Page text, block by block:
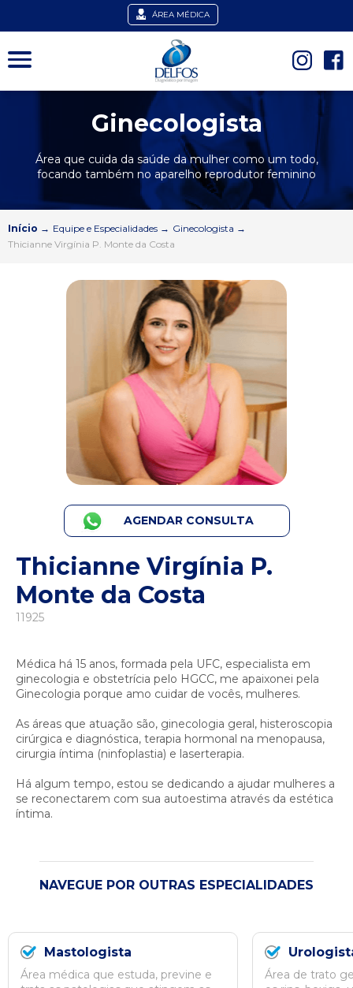
ÁREA MÉDICA
Ginecologista
Área que cuida da saúde da mulher como um todo,
focando também no aparelho reprodutor feminino
Início → Equipe e Especialidades → Ginecologista →
Thicianne Virgínia P. Monte da Costa
AGENDAR CONSULTA
Thicianne Virgínia P.
Monte da Costa
11925
Médica há 15 anos, formada pela UFC, especialista em
ginecologia e obstetrícia pelo HGCC, me apaixonei pela
Ginecologia porque amo cuidar de vocês, mulheres.
As áreas que atuação são, ginecologia geral, histeroscopia
cirúrgica e diagnóstica, terapia hormonal na menopausa,
cirurgia íntima (ninfoplastia) e laserterapia.
Há algum tempo, estou se dedicando a ajudar mulheres a
se reconectarem com sua autoestima através da estética
íntima.
NAVEGUE POR OUTRAS ESPECIALIDADES
Mastologista
Área médica que estuda, previne e
Área de trato